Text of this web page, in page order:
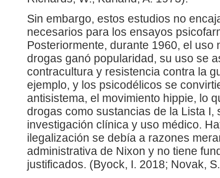
Sin embargo, estos estudios no
necesarios para los ensayos
Posteriormente, durante 1960, el uso
drogas ganó popularidad, su uso se
contracultura y resistencia contra la
ejemplo, y los psicodélicos se
antisistema, el movimiento hippie, lo
drogas como sustancias de la Lista I,
investigación clínica y uso médico.
ilegalización se debía a razones
administrativa de Nixon y no tiene
justificados. (Byock, I. 2018; Novak,